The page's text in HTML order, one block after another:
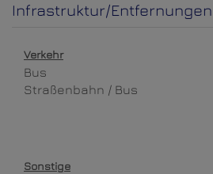
Infrastruktur/Entfernungen
Verkehr
Bus
Straßenbahn / Bus
Sonstige